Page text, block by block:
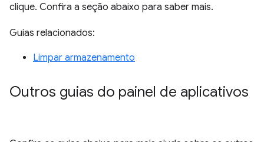
clique. Confira a seção abaixo para saber mais.
Guias relacionados:
Limpar armazenamento
Outros guias do painel de aplicativos